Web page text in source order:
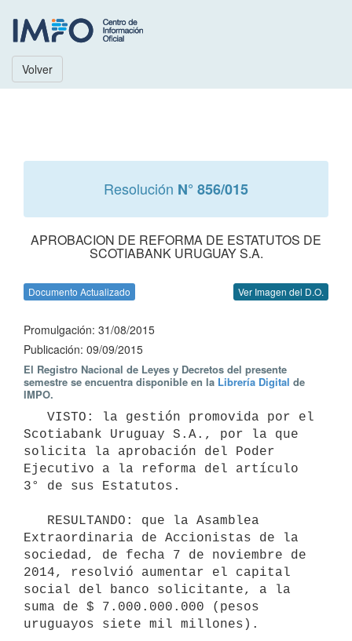
Volver
Resolución N° 856/015
APROBACION DE REFORMA DE ESTATUTOS DE
SCOTIABANK URUGUAY S.A.
Documento Actualizado Ver Imagen del D.O.
Promulgación: 31/08/2015
Publicación: 09/09/2015
El Registro Nacional de Leyes y Decretos del presente
semestre se encuentra disponible en la Librería Digital de
IMPO.
Scotiabank Uruguay S.A., por la que
solicita la aprobación del Poder
Ejecutivo a la reforma del artículo
3° de sus Estatutos.
Extraordinaria de Accionistas de la
sociedad, de fecha 7 de noviembre de
2014, resolvió aumentar el capital
social del banco solicitante, a la
suma de $ 7.000.000.000 (pesos
uruguayos siete mil millones).